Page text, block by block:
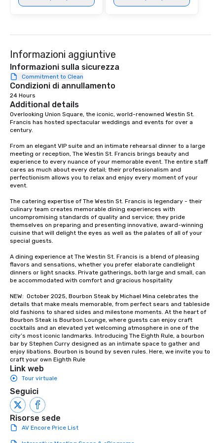
ultimate networking
right of you. Because
ways to network, but
groups, small or large.
experiences can
groups from as few
as 500 guests,
Stress-Free Booking
a tour is stress-free
enjoy the company
more easily. You’ll
of from the moment
booked to the minute
Since the menu is
have nothing to
remember to submit
date any dietary
allergies for anyone
Feel Like a VIP at
Smacking Foodie
group members
Informazioni aggiuntive
Informazioni sulla sicurezza
Commitment to Clean
Condizioni di annullamento
24 Hours
Additional details
Overlooking Union Square, the iconic, world-renowned Westin St.
Francis has hosted spectacular weddings and events for over a
century.
From an elegant VIP suite and an intimate rehearsal dinner to a large
meeting or reception, The Westin St. Francis brings beauty and
experience to every nuance of your memorable event. The entire staff
cares as much about every detail; their professionalism and
perfectionism allows you to relax and enjoy every moment of your
event.
The catering expertise of The Westin St. Francis is legendary - their
culinary team creates memorable dining experiences with
uncompromising standards of quality and service; they pride
themselves on preparing and presenting innovative, award-winning
cuisine that will delight the eyes as well as the palates of all of your
special guests.
A dining experience at The Westin St. Francis is a blend of pleasing
flavors and sensations, whether you prefer elaborate candlelight
dinners or light snacks. Private gatherings, both large and small, can
be accommodated with comfort and gracious hospitality
NEW:  October 2025, Bourbon Steak by Michael Mina celebrates the
details that make meals memorable, from perfect sears and tableside
old fashions to shared sides and milestone moments. At the heart of
Bourbon Steak is Bourbon Lounge, where guests can enjoy craft
cocktails and an elevated yet welcoming atmosphere in one of the
city’s most iconic landmarks. Introducing The Eighth Rule, a bourbon
bar by Stephen Curry designed as an intimate space to gather and
enjoy libations. Bourbon is bound by seven rules. Here, we invite you to
craft your own Eighth Rule
Link web
Tour virtuale
Seguici
Risorse sede
AV Encore Price List